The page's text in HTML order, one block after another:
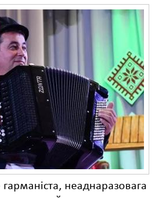
неаднаразовага